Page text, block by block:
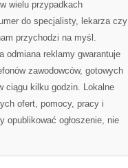
wielu przypadkach
do specjalisty, lekarza czy
przychodzi na myśl.
odmiana reklamy gwarantuje
zawodowców, gotowych
ciągu kilku godzin. Lokalne
ofert, pomocy, pracy i
opublikować ogłoszenie, nie